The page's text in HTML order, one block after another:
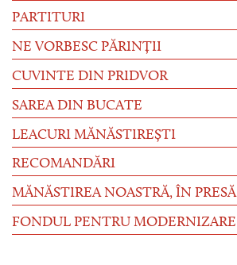
PARTITURI
NE VORBESC PĂRINȚII
CUVINTE DIN PRIDVOR
SAREA DIN BUCATE
LEACURI MĂNĂSTIREȘTI
RECOMANDĂRI
MĂNĂSTIREA NOASTRĂ, ÎN PRESĂ
FONDUL PENTRU MODERNIZARE